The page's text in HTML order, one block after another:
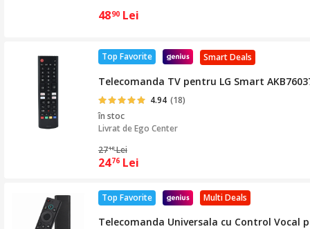
4890 Lei
Smart Deals
Top Favorite
Telecomanda TV pentru LG Smart
4.94 (18)
în stoc
Livrat deEgo Center
2718 Lei
2476 Lei
Multi Deals
Top Favorite
Telecomanda Universala cu Control Vocal